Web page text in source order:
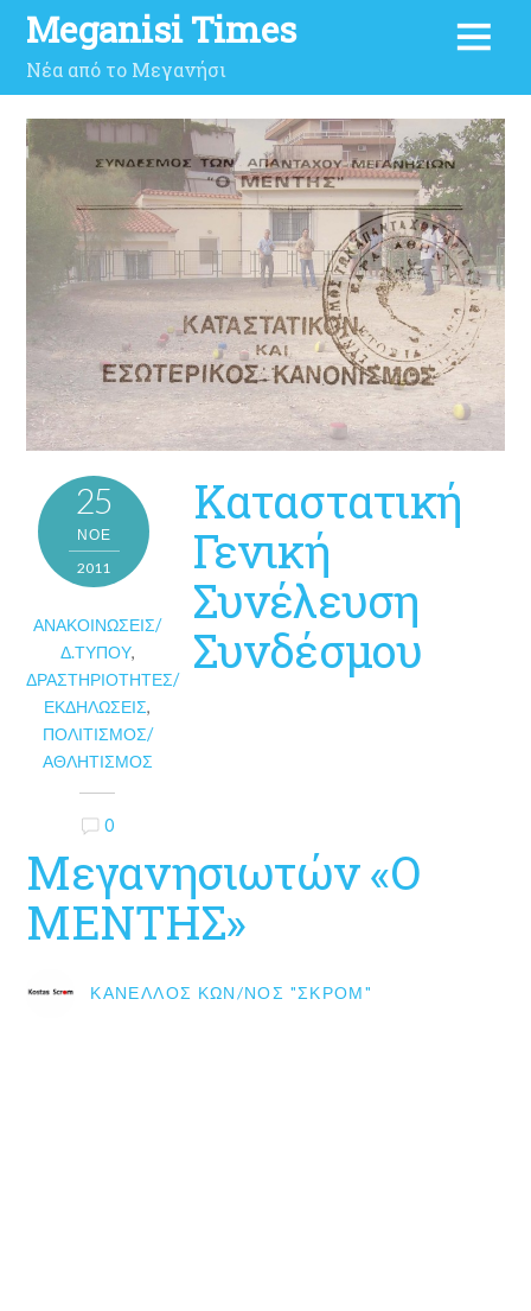
Meganisi Times
Νέα από το Μεγανήσι
25
ΝΟΈ
2011
ΑΝΑΚΟΙΝΏΣΕΙΣ/
Δ.ΤΎΠΟΥ,
ΔΡΑΣΤΗΡΙΌΤΗΤΕΣ/
ΕΚΔΗΛΏΣΕΙΣ,
ΠΟΛΙΤΙΣΜΌΣ/
ΑΘΛΗΤΙΣΜΌΣ
0
Καταστατική
Γενική
Συνέλευση
Συνδέσμου
Μεγανησιωτών «Ο
ΜΕΝΤΗΣ»
ΚΑΝΈΛΛΟΣ ΚΩΝ/ΝΟΣ "ΣΚΡΟΜ"